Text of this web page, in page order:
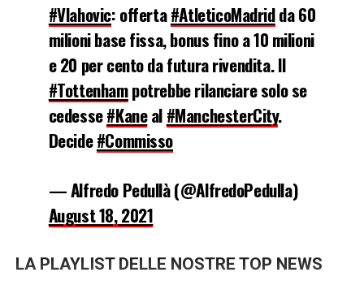
#Vlahovic: offerta#AtleticoMadridda 60
milioni base fissa, bonus fino a 10 milioni
e 20 per cento da futura rivendita. Il
#Tottenhampotrebbe rilanciare solo se
cedesse#Kaneal#ManchesterCity.
Decide#Commisso
— Alfredo Pedullà (@AlfredoPedulla)
August 18, 2021
LA PLAYLIST DELLE NOSTRE TOP NEWS